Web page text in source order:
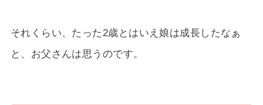
それくらい、たった2歳とはいえ娘は成長したなぁ
と、お父さんは思うのです。